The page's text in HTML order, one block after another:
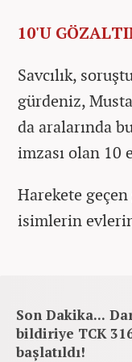
10'U
Savcılık,
gürdeniz,
da aralarında
imzası olan 10
Harekete
isimlerin
Son Dakika...
bildiriye TCK
başlatıldı!